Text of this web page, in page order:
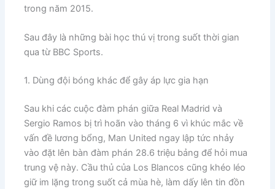
trong năm 2015.
Sau đây là những bài học thú vị trong suốt thời gian
qua từ ​BBC Sports.
1. Dùng đội bóng khác để gây áp lực gia hạn
​Sau khi các cuộc đàm phán giữa Real Madrid và
Sergio Ramos bị trì hoãn vào tháng 6 vì khúc mắc về
vấn đề lương bổng, Man United ngay lập tức nhảy
vào đặt lên bàn đàm phán 28.6 triệu bảng để hỏi mua
trung vệ này. Cầu thủ của Los Blancos cũng khéo léo
giữ im lặng trong suốt cả mùa hè, làm dấy lên tin đồn